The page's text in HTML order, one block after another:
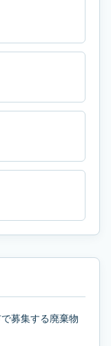
募集する廃棄物